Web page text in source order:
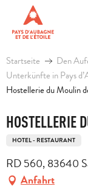
contenu
principal
Startseite
Den
Unterkünfte in Pays
Hostellerie du Moulin
HOSTELLERIE
HOTEL - RESTAURANT
RD 560, 83640
Anfahrt